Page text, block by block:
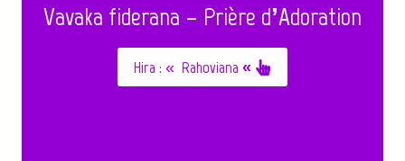
Vavaka fiderana – Prière d’Adoration
Hira : « Rahoviana«